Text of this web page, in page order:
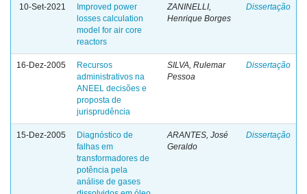
10-Set-2021
Improved power
losses calculation
model for air core
reactors
ZANINELLI,
Henrique Borges
Dissertação
16-Dez-2005
Recursos
administrativos na
ANEEL decisões e
proposta de
jurisprudência
SILVA, Rulemar
Pessoa
Dissertação
15-Dez-2005
Diagnóstico de
falhas em
transformadores de
potência pela
análise de gases
ARANTES, José
Geraldo
Dissertação